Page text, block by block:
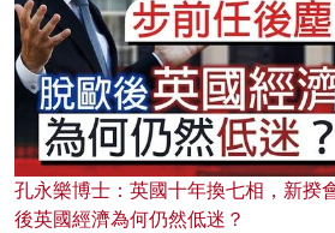
孔永樂博士：英國十年換七相，新揆
後英國經濟為何仍然低迷？